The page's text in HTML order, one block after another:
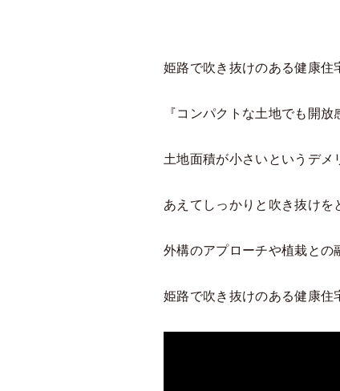
姫路で吹き抜けのある健康住
『コンパクトな土地でも開放
土地面積が小さいというデメ
あえてしっかりと吹き抜けを
外構のアプローチや植栽との
姫路で吹き抜けのある健康住